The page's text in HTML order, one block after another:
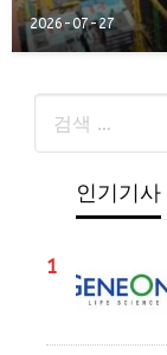
2026-07-27
인기기사
1